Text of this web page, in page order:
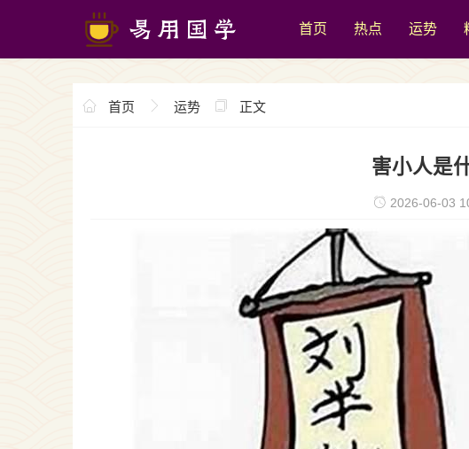
首页 热点 运势
首页 运势 正文
害小人是
2026-06-03